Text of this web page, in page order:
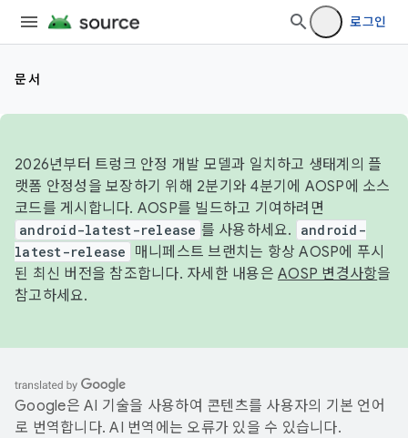
로그인
문서
2026년부터 트렁크 안정 개발 모델과 일치하고 생태계의 플
랫폼 안정성을 보장하기 위해 2분기와 4분기에 AOSP에 소스
코드를 게시합니다. AOSP를 빌드하고 기여하려면
android-latest-release 를 사용하세요.
android-
latest-release
매니페스트 브랜치는 항상 AOSP에 푸시
된 최신 버전을 참조합니다. 자세한 내용은 AOSP 변경사항을
참고하세요.
Google은 AI 기술을 사용하여 콘텐츠를 사용자의 기본 언어
로 번역합니다. AI 번역에는 오류가 있을 수 있습니다.